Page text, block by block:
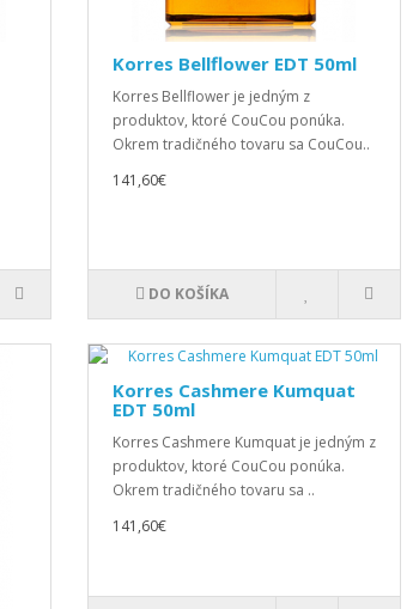
Korres Bellflower EDT 50ml
Korres Bellflower je jedným z
produktov, ktoré CouCou ponúka.
Okrem tradičného tovaru sa CouCou..
141,60€
DO KOŠÍKA
Korres Cashmere Kumquat
EDT 50ml
Korres Cashmere Kumquat je jedným z
produktov, ktoré CouCou ponúka.
Okrem tradičného tovaru sa ..
141,60€